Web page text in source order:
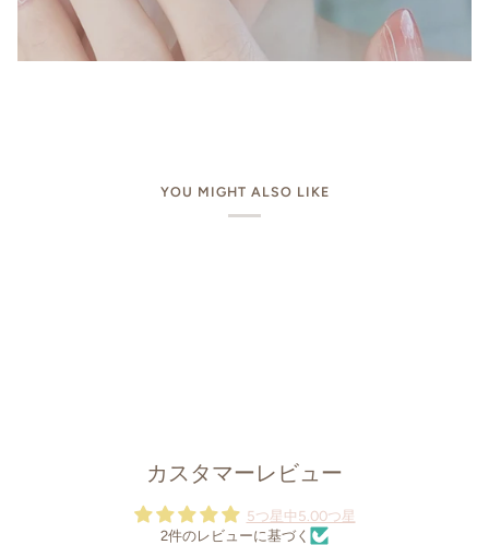
YOU MIGHT ALSO LIKE
カスタマーレビュー
5つ星中5.00つ星
2件のレビューに基づく